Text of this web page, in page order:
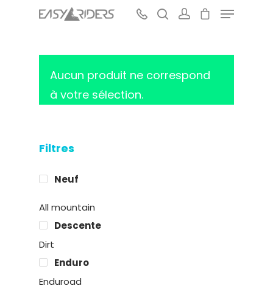
Hit enter to search or ESC to close
Filtres
Neuf
All mountain
Descente
Dirt
Enduro
Enduroad
Aucun produit ne correspond
à votre sélection.